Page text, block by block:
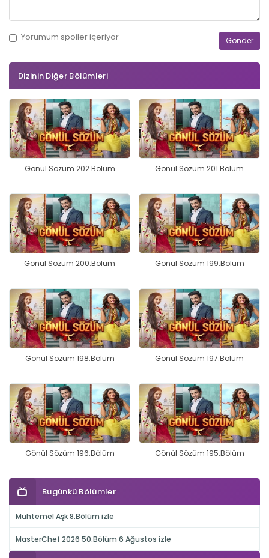
Yorumum spoileriçeriyor
Dizinin Diğer Bölümleri
Gönül Sözüm 202.Bölüm Gönül Sözüm 201.Bölüm
Gönül Sözüm 200.Bölüm Gönül Sözüm 199.Bölüm
Gönül Sözüm 198.Bölüm Gönül Sözüm 197.Bölüm
Gönül Sözüm 196.Bölüm Gönül Sözüm 195.Bölüm
Bugünkü Bölümler
Muhtemel Aşk 8.Bölüm izle
MasterChef 2026 50.Bölüm 6 Ağustos izle